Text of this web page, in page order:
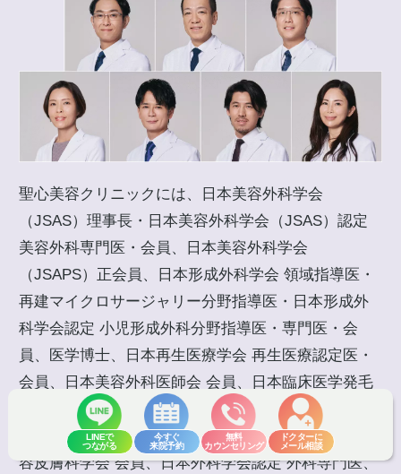
LINEで
つながる
今すぐ
来院予約
無料
カウンセリング
ドクターに
メール相談
聖心美容クリニックには、日本美容外科学会
（JSAS）理事長・日本美容外科学会（JSAS）認定
美容外科専門医・会員、日本美容外科学会
（JSAPS）正会員、日本形成外科学会 領域指導医・
再建マイクロサージャリー分野指導医・日本形成外
科学会認定 小児形成外科分野指導医・専門医・会
員、医学博士、日本再生医療学会 再生医療認定医・
会員、日本美容外科医師会 会員、日本臨床医学発毛
協会認定 発毛診療指導認定医、日本臨床抗老化医学
会 会員、日本皮膚科学会認定 皮膚科専門医、日本美
容皮膚科学会 会員、日本外科学会認定 外科専門医、